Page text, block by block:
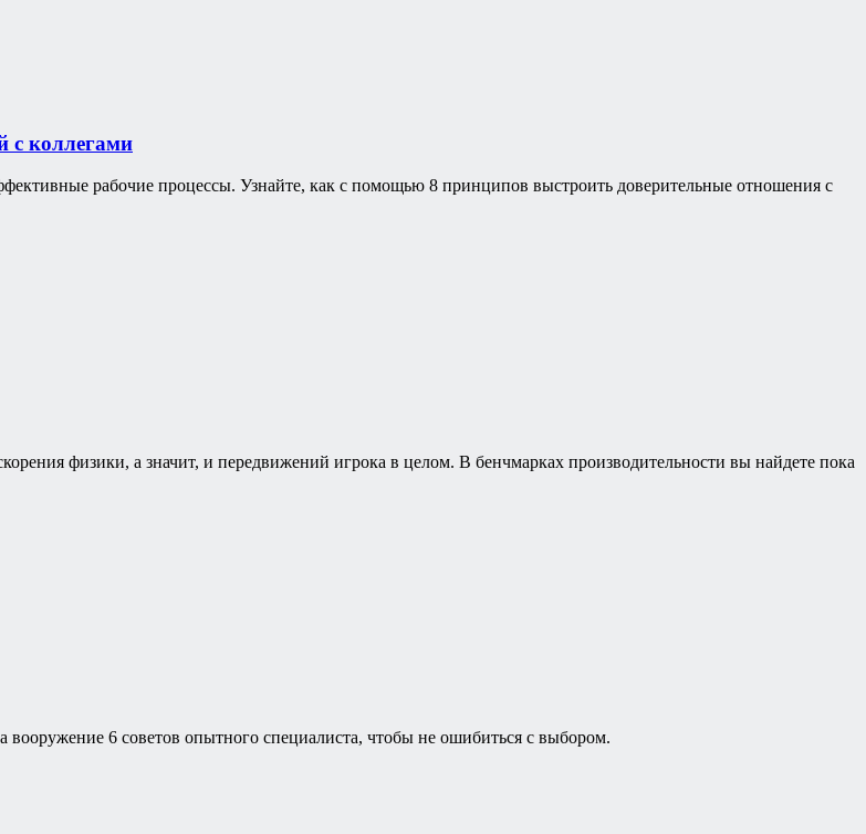
с коллегами
рабочие процессы. Узнайте, как с помощью 8 принципов выстроить доверительные отношения с
физики, а значит, и передвижений игрока в целом. В бенчмарках производительности вы найдете пока
6 советов опытного специалиста, чтобы не ошибиться с выбором.